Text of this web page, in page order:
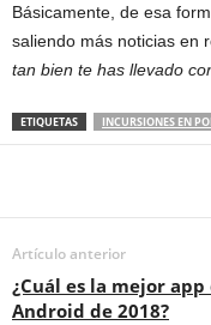
Básicamente, de esa
saliendo más noticias en
tan bien te has llevado
ETIQUETAS INCURSIONES EN
Artículo anterior
¿Cuál es la mejor
Android de 2018?